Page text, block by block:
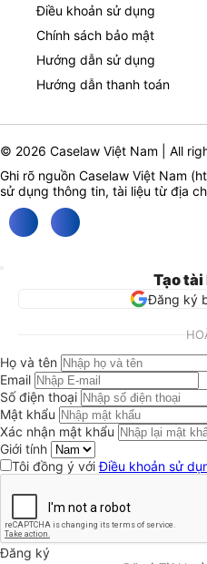
Điều khoản sử dụng
Chính sách bảo mật
Hướng dẫn sử dụng
Hướng dẫn thanh toán
© 2026 Caselaw Việt Nam | All
Ghi rõ nguồn Caselaw Việt Nam (
sử dụng thông tin, tài liệu từ địa
Tạo
Đăng ký
Họ và tên
Email
Số điện thoại
Mật khẩu
Xác nhận mật khẩu
Giới tính
Tôi đồng ý vớiĐiều khoản sử
Đăng ký